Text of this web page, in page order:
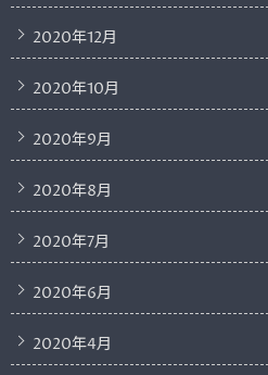
2020年12月
2020年10月
2020年9月
2020年8月
2020年7月
2020年6月
2020年4月